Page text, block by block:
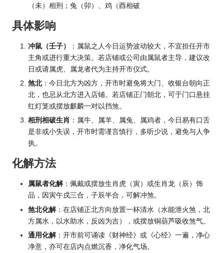
（未）相刑；兔（卯）、鸡（酉相破
具体影响
冲鼠（壬子）
：属鼠之人今日运势波动较大，不宜担任开市
主角或进行重大决策。若店铺或公司由属鼠者主导，建议改
日或请属虎、属龙者代为主持开市仪式。
煞北：今日北方为凶方，开市时避免将大门、收银台朝向正
北，也忌从北方进入店铺。若店铺正门朝北，可于门口悬挂
红灯笼或摆放麒麟一对以挡煞。
相刑相破生肖 ：属牛、属羊、属兔、属鸡者，今日易有口舌
是非或小失误，开市时需谨言慎行，多听少说，避免与人争
执。
化解方法
属鼠者化解：佩戴或摆放生肖虎（寅）或生肖龙（辰）饰
品，因寅午戌三合，子辰半合，可解冲煞。
煞北化解：在店铺正北方向放置一杯清水（水能泄火煞，北
方属水，以水助水，反凶为吉），或摆放铜葫芦吸收煞气。
通用化解：开市前可诵读《财神经》或《心经》一遍，净心
净意，亦可在店内点燃沉香，净化气场。